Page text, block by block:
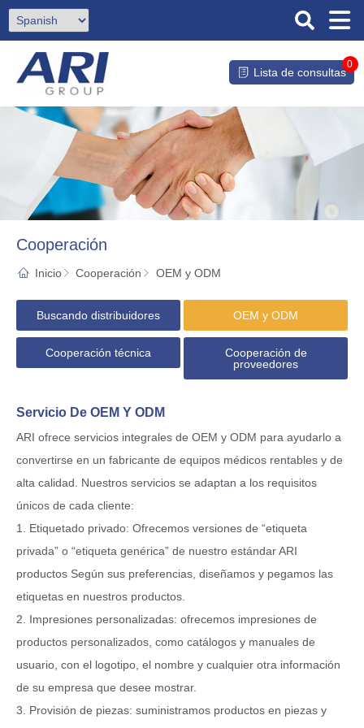
Lista de consultas
0
Cooperación
Inicio Cooperación OEM y ODM
Buscando distribuidores OEM y ODM
Cooperación técnica
Cooperación de
proveedores
Servicio De OEM Y ODM
ARI ofrece servicios integrales de OEM y ODM para ayudarlo a
convertirse en un fabricante de equipos médicos rentables y de
alta calidad. Nuestros servicios se adaptan a los requisitos
únicos de cada cliente:
1. Etiquetado privado: Ofrecemos versiones de “etiqueta
privada” o “etiqueta genérica” de nuestro estándar ARI
productos Según sus preferencias, diseñamos y pegamos las
etiquetas en nuestros productos.
2. Impresiones personalizadas: ofrecemos impresiones de
productos personalizados, como catálogos y manuales de
usuario, con el logotipo, el nombre y cualquier otra información
de su empresa que desee mostrar.
3. Provisión de piezas: suministramos productos en piezas y